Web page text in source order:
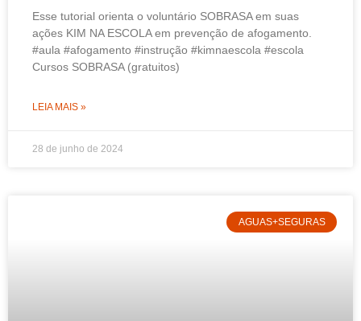
Esse tutorial orienta o voluntário SOBRASA em suas
ações KIM NA ESCOLA em prevenção de afogamento.
#aula #afogamento #instrução #kimnaescola #escola
Cursos SOBRASA (gratuitos)
LEIA MAIS »
28 de junho de 2024
AGUAS+SEGURAS